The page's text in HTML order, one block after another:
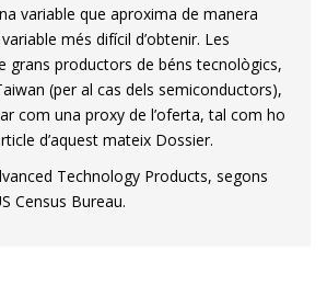
variable que aproxima de manera
més difícil d’obtenir. Les
grans productors de béns tecnològics,
(per al cas dels semiconductors),
com una proxy de l’oferta, tal com ho
d’aquest mateix Dossier.
Technology Products, segons
Census Bureau.